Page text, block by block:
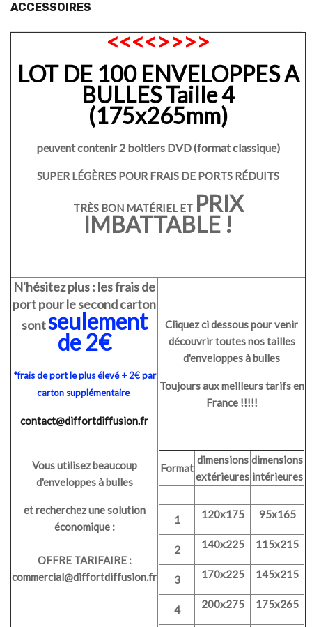
ACCESSOIRES
<<<<>>>>
LOT DE 100 ENVELOPPES A
BULLES Taille 4
(175x265mm)
peuvent contenir 2 boitiers DVD (format classique)
SUPER LÉGÈRES POUR FRAIS DE PORTS RÉDUITS
TRÈS BON MATÉRIEL ET PRIX
IMBATTABLE !
N'hésitez plus : les frais de
port pour le second carton
sontseulement
de 2€
*frais de port le plus élevé + 2€ par
carton supplémentaire
contact@diffortdiffusion.fr
Vous utilisez beaucoup
d'enveloppes à bulles
et recherchez une solution
économique :
OFFRE TARIFAIRE :
commercial@diffortdiffusion.fr
Cliquez ci dessous pour venir
découvrir toutes nos tailles
d'enveloppes à bulles
Toujours aux meilleurs tarifs en
France !!!!!
Format
dimensions
extérieures
dimensions
intérieures
1 120x175 95x165
2 140x225 115x215
3 170x225 145x215
4 200x275 175x265